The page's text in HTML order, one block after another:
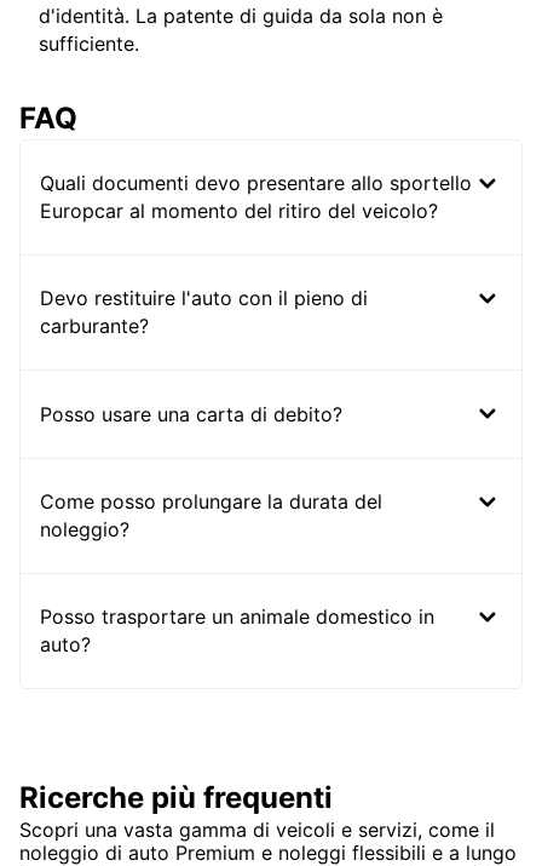
d'identità. La patente di guida da sola non è
sufficiente.
FAQ
Quali documenti devo presentare allo sportello
Europcar al momento del ritiro del veicolo?
Devo restituire l'auto con il pieno di
carburante?
Posso usare una carta di debito?
Come posso prolungare la durata del
noleggio?
Posso trasportare un animale domestico in
auto?
Ricerche più frequenti
Scopri una vasta gamma di veicoli e servizi, come il
noleggio di auto Premium e noleggi flessibili e a lungo